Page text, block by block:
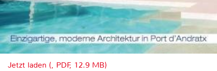
Jetzt laden (, PDF, 12.9 MB)